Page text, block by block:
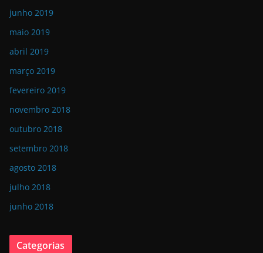
junho 2019
maio 2019
abril 2019
março 2019
fevereiro 2019
novembro 2018
outubro 2018
setembro 2018
agosto 2018
julho 2018
junho 2018
Categorias